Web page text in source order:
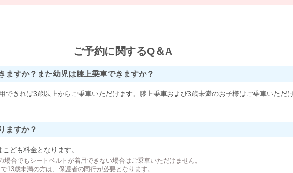
ご予約に関するQ＆A
ますか？また幼児は膝上乗車できますか？
できれば3歳以上からご乗車いただけます。膝上乗車および3歳未満のお子様はご乗車いただ
ますか？
ども料金となります。
合でもシートベルトが着用できない場合はご乗車いただけません。
13歳未満の方は、保護者の同行が必要となります。